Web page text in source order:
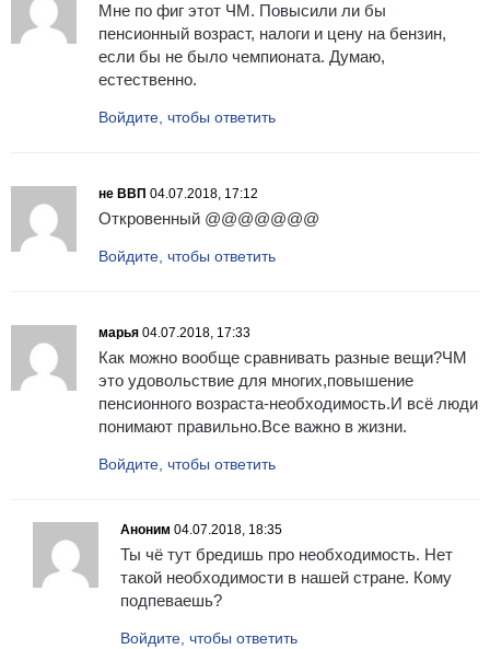
Мне по фиг этот ЧМ. Повысили ли бы
пенсионный возраст, налоги и цену на бензин,
если бы не было чемпионата. Думаю,
естественно.
Войдите, чтобы ответить
не ВВП 04.07.2018, 17:12
Откровенный @@@@@@@
Войдите, чтобы ответить
марья 04.07.2018, 17:33
Как можно вообще сравнивать разные вещи?ЧМ
это удовольствие для многих,повышение
пенсионного возраста-необходимость.И всё люди
понимают правильно.Все важно в жизни.
Войдите, чтобы ответить
Аноним 04.07.2018, 18:35
Ты чё тут бредишь про необходимость. Нет
такой необходимости в нашей стране. Кому
подпеваешь?
Войдите, чтобы ответить